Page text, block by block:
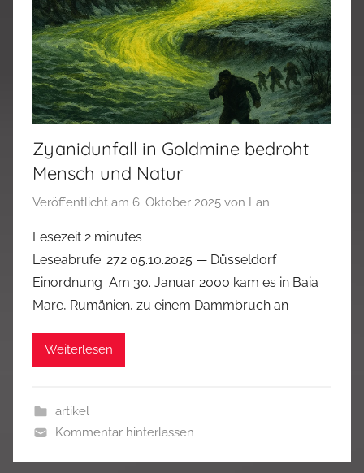
Zyanidunfall in Goldmine bedroht
Mensch und Natur
Veröffentlicht am 6. Oktober 2025 von Lan
Lesezeit 2 minutes
Leseabrufe: 272 05.10.2025 — Düsseldorf
Einordnung Am 30. Januar 2000 kam es in Baia
Mare, Rumänien, zu einem Dammbruch an
Weiterlesen
artikel
Kommentar hinterlassen